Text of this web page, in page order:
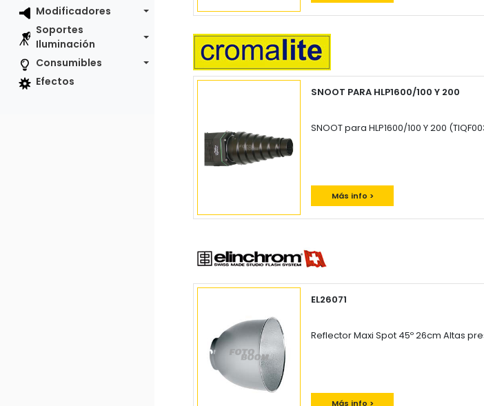
Modificadores
Soportes
Iluminación
Consumibles
Efectos
SNOOT PARA HLP1600/100 Y 200
SNOOT para HLP1600/100 Y 200
Más info >
EL26071
Reflector Maxi Spot 45º 26cm Altas
Más info >